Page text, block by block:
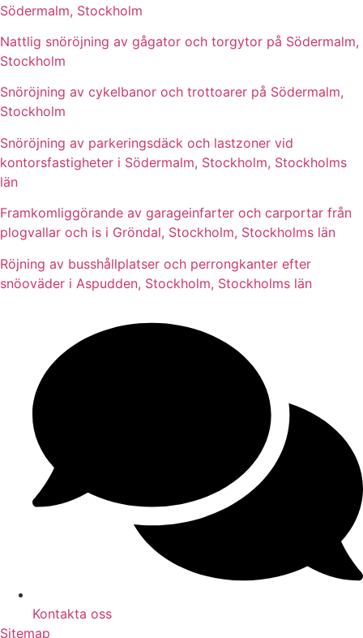
Södermalm, Stockholm
Nattlig snöröjning av gågator och torgytor på Södermalm,
Stockholm
Snöröjning av cykelbanor och trottoarer på Södermalm,
Stockholm
Snöröjning av parkeringsdäck och lastzoner vid
kontorsfastigheter i Södermalm, Stockholm, Stockholms
län
Framkomliggörande av garageinfarter och carportar från
plogvallar och is i Gröndal, Stockholm, Stockholms län
Röjning av busshållplatser och perrongkanter efter
snöoväder i Aspudden, Stockholm, Stockholms län
Kontakta oss
Sitemap